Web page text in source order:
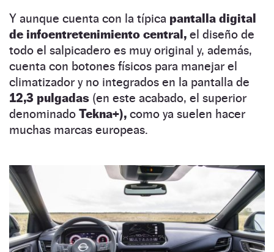
Y aunque cuenta con la típica pantalla digital
de infoentretenimiento central, el diseño de
todo el salpicadero es muy original y, además,
cuenta con botones físicos para manejar el
climatizador y no integrados en la pantalla de
12,3 pulgadas (en este acabado, el superior
denominado Tekna+), como ya suelen hacer
muchas marcas europeas.